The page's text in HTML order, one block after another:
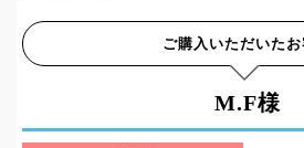
ご購入いただいた
M.F様